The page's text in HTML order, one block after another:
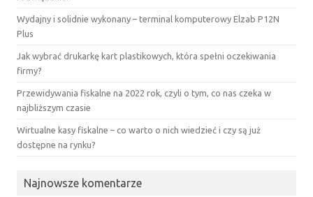
Wydajny i solidnie wykonany – terminal komputerowy Elzab P12N
Plus
Jak wybrać drukarkę kart plastikowych, która spełni oczekiwania
firmy?
Przewidywania fiskalne na 2022 rok, czyli o tym, co nas czeka w
najbliższym czasie
Wirtualne kasy fiskalne – co warto o nich wiedzieć i czy są już
dostępne na rynku?
Najnowsze komentarze